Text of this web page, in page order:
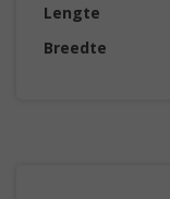
Lengte
Breedte